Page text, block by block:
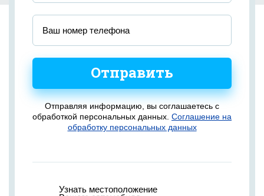
Отправить
Отправляя информацию, вы соглашаетесь с
обработкой персональных данных. Соглашение на
обработку персональных данных
Узнать местоположение